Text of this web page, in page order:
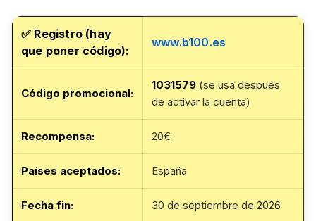
✅ Registro (hay
que poner código):
www.b100.es
Código promocional:
1031579 (se usa después
de activar la cuenta)
Recompensa: 20€
Países aceptados: España
Fecha fin: 30 de septiembre de 2026